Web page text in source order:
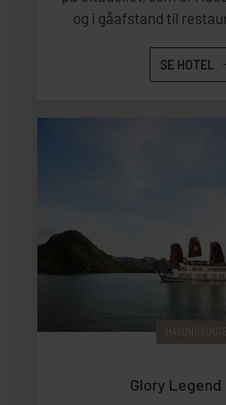
og i gåafstand til
SE HOTEL
Glory Legend